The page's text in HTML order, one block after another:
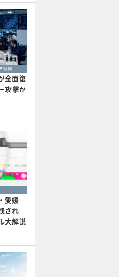
対策
全面復
攻撃か
愛媛
され
大解説